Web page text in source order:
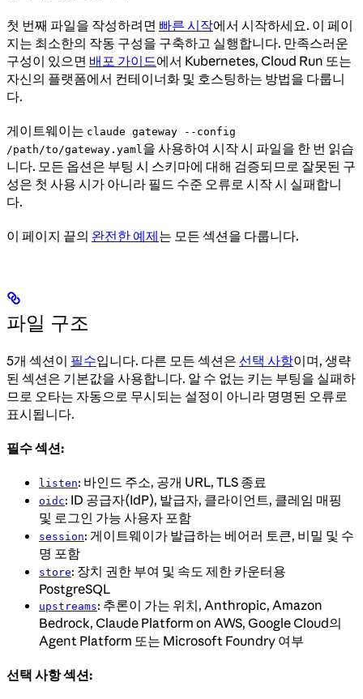
첫 번째 파일을 작성하려면 빠른 시작에서 시작하세요. 이 페이
지는 최소한의 작동 구성을 구축하고 실행합니다. 만족스러운
구성이 있으면 배포 가이드에서 Kubernetes, Cloud Run 또는
자신의 플랫폼에서 컨테이너화 및 호스팅하는 방법을 다룹니
다.
게이트웨이는 claude gateway --config
/path/to/gateway.yaml 을 사용하여 시작 시 파일을 한 번 읽습
니다. 모든 옵션은 부팅 시 스키마에 대해 검증되므로 잘못된 구
성은 첫 사용 시가 아니라 필드 수준 오류로 시작 시 실패합니
다.
이 페이지 끝의 완전한 예제는 모든 섹션을 다룹니다.
파일 구조
5개 섹션이 필수입니다. 다른 모든 섹션은 선택 사항이며, 생략
된 섹션은 기본값을 사용합니다. 알 수 없는 키는 부팅을 실패하
므로 오타는 자동으로 무시되는 설정이 아니라 명명된 오류로
표시됩니다.
필수 섹션:
listen: 바인드 주소, 공개 URL, TLS 종료
oidc: ID 공급자(IdP), 발급자, 클라이언트, 클레임 매핑
및 로그인 가능 사용자 포함
session: 게이트웨이가 발급하는 베어러 토큰, 비밀 및 수
명 포함
store: 장치 권한 부여 및 속도 제한 카운터용
PostgreSQL
upstreams: 추론이 가는 위치, Anthropic, Amazon
Bedrock, Claude Platform on AWS, Google Cloud의
Agent Platform 또는 Microsoft Foundry 여부
선택 사항 섹션: